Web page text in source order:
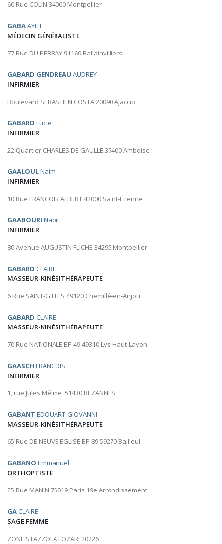
60 Rue COLIN 34000 Montpellier
GABAAYITE
MÉDECIN GÉNÉRALISTE
77 Rue DU PERRAY 91160 Ballainvilliers
GABARD GENDREAU AUDREY
INFIRMIER
Boulevard SEBASTIEN COSTA 20090 Ajaccio
GABARD Lucie
INFIRMIER
22 Quartier CHARLES DE GAULLE 37400 Amboise
GAALOULNaim
INFIRMIER
10 Rue FRANCOIS ALBERT 42000 Saint-Étienne
GAABOURI Nabil
INFIRMIER
80 Avenue AUGUSTIN FLICHE 34295 Montpellier
GABARD CLAIRE
MASSEUR-KINÉSITHÉRAPEUTE
6 Rue SAINT-GILLES 49120 Chemillé-en-Anjou
GABARD CLAIRE
MASSEUR-KINÉSITHÉRAPEUTE
70 Rue NATIONALE BP 49 49310 Lys-Haut-Layon
GAASCH FRANCOIS
INFIRMIER
1, rue Jules Méline 51430 BEZANNES
GABANT EDOUART-GIOVANNI
MASSEUR-KINÉSITHÉRAPEUTE
65 Rue DE NEUVE EGLISE BP 89 59270 Bailleul
GABANO Emmanuel
ORTHOPTISTE
25 Rue MANIN 75019 Paris 19e Arrondissement
GA CLAIRE
SAGE FEMME
ZONE STAZZOLA LOZARI 20226